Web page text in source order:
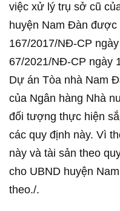
việc xử lý trụ sở cũ
huyện Nam Đàn
167/2017/NĐ-CP
67/2021/NĐ-CP ngày
Dự án Tòa nhà Nam
của Ngân hàng Nhà
đối tượng thực hiện
các quy định này. Vì
này và tài sản theo
cho UBND huyện
theo./.